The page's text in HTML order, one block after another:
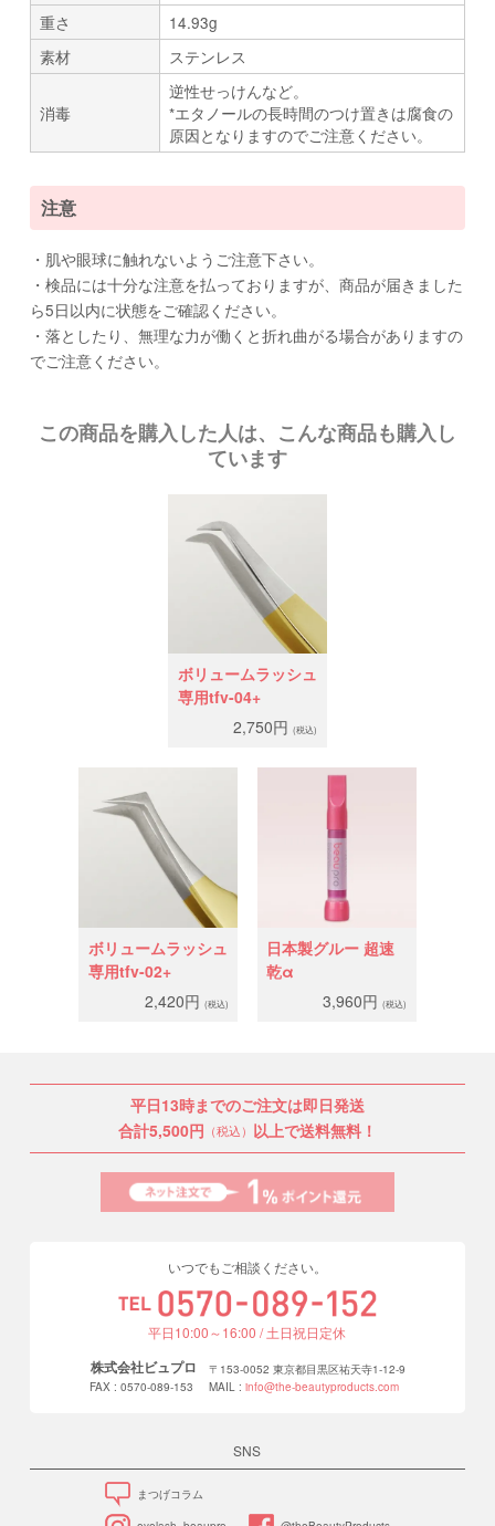
重さ
14.93g
素材
ステンレス
消毒
逆性せっけんなど。
*エタノールの長時間のつけ置きは腐食の
原因となりますのでご注意ください。
注意
・肌や眼球に触れないようご注意下さい。
・検品には十分な注意を払っておりますが、商品が届きました
ら5日以内に状態をご確認ください。
・落としたり、無理な力が働くと折れ曲がる場合がありますの
でご注意ください。
この商品を購入した人は、こんな商品も購入し
ています
ボリュームラッシュ
専用tfv-04+
2,750円(税込)
ボリュームラッシュ
専用tfv-02+
2,420円 (税込)
日本製グルー 超速
乾α
3,960円(税込)
平日13時までのご注文は即日発送
合計5,500円 （税込） 以上で送料無料！
いつでもご相談ください。
平日10:00～16:00 / 土日祝日定休
株式会社ビュプロ
〒153-0052 東京都目黒区祐天寺1-12-9
FAX : 0570-089-153
MAIL : info@the-beautyproducts.com
SNS
まつげコラム